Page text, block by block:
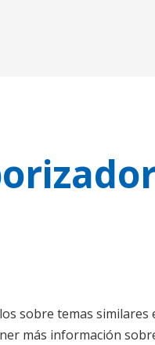
sobre temas similares
más información